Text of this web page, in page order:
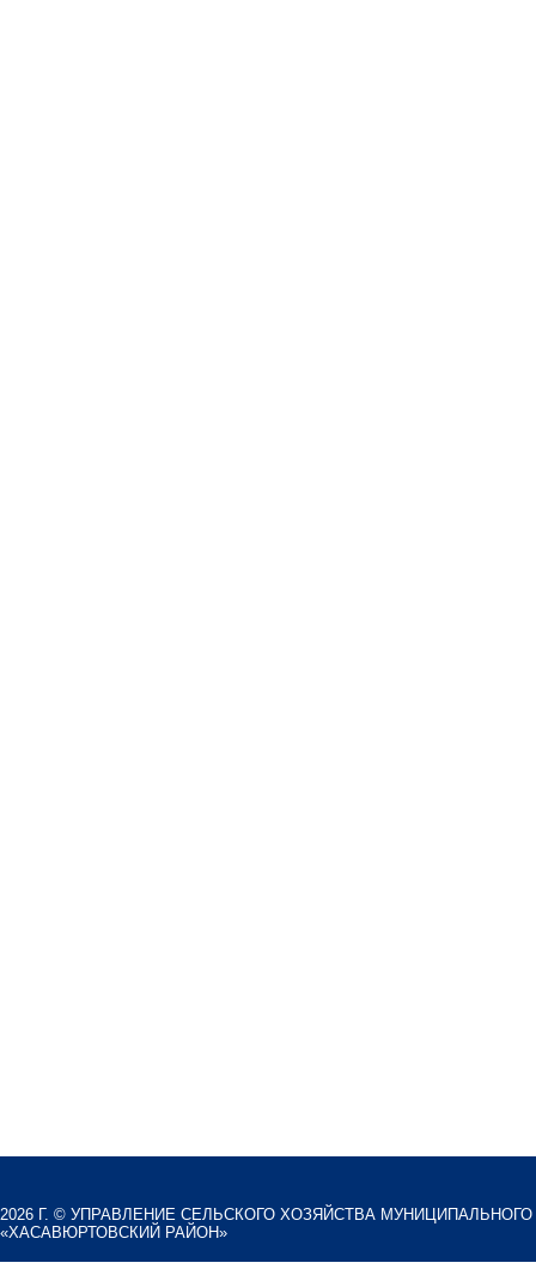
2026 Г. © УПРАВЛЕНИЕ СЕЛЬСКОГО ХОЗЯЙСТВА
«ХАСАВЮРТОВСКИЙ РАЙОН»